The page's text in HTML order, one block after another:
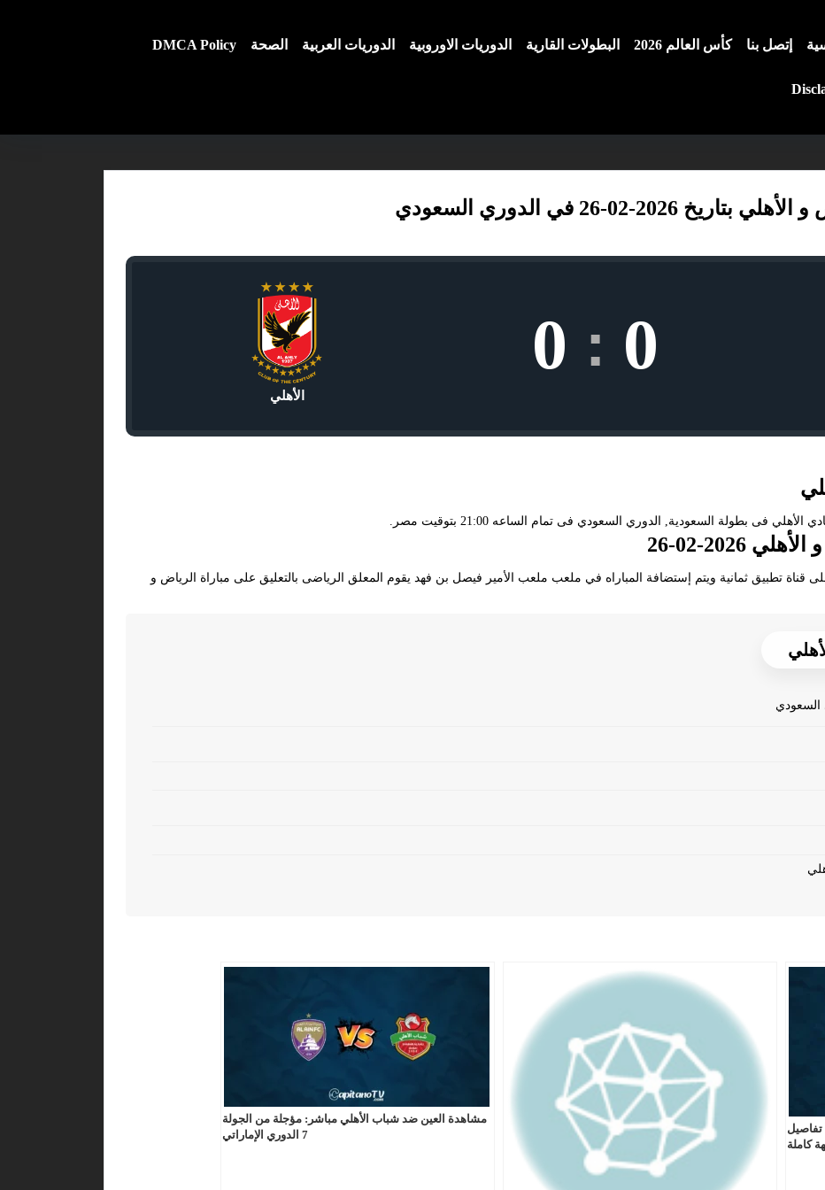
إتصل بنا كأس العالم 2026 البطولات القارية الدوريات الاوروبية الدوريات العربية الصحة DMCA Policy
02-26 في الدوري السعودي
0
:
0
الأهلي
02-26
قناة تطبيق ثمانية ويتم إستضافة المباراه في ملعب ملعب الأمير فيصل بن فهد يقوم المعلق الرياضى بالتعليق على مباراة الرياض و
كاملة
مشاهدة العين ضد شباب الأهلي مباشر: مؤجلة من الجولة
7 الدوري الإماراتي